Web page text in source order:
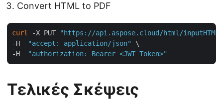
Convert HTML to PDF
curl -X PUT
"https://api.aspose.cloud/html/
-H
"accept: application/json"
\
-H
"authorization: Bearer <JWT Token>"
Τελικές Σκέψεις